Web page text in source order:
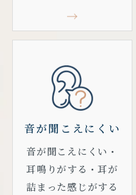
音が聞こえにくい
音が聞こえにくい・
耳鳴りがする・耳が
詰まった感じがする